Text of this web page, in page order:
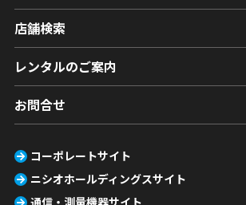
店舗検索
レンタルのご案内
お問合せ
コーポレートサイト
ニシオホールディングスサイト
通信・測量機器サイト